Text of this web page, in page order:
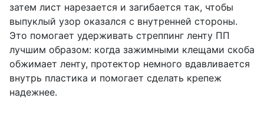
затем лист нарезается и загибается так, чтобы
выпуклый узор оказался с внутренней стороны.
Это помогает удерживать стреппинг ленту ПП
лучшим образом: когда зажимными клещами скоба
обжимает ленту, протектор немного вдавливается
внутрь пластика и помогает сделать крепеж
надежнее.